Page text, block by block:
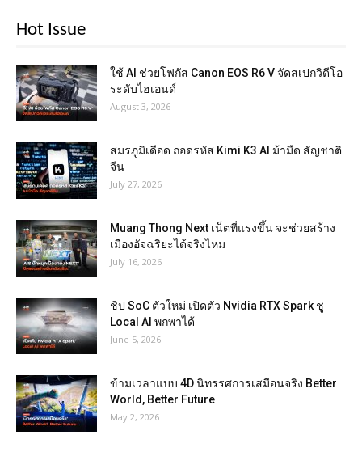
Hot Issue
ใช้ AI ช่วยโฟกัส Canon EOS R6 V จัดสเปกวิดีโอ
ระดับไฮเอนด์
August 3, 2026
สมรภูมิเดือด ถอดรหัส Kimi K3 AI ม้ามืด สัญชาติ
จีน
July 27, 2026
Muang Thong Next เน็ตที่แรงขึ้น จะช่วยสร้าง
เมืองอัจฉริยะได้จริงไหม
July 16, 2026
ชิป SoC ตัวใหม่ เปิดตัว Nvidia RTX Spark ชู
Local AI พกพาได้
June 5, 2026
ข้ามเวลาแบบ 4D นิทรรศการเสมือนจริง Better
World, Better Future
May 2, 2026